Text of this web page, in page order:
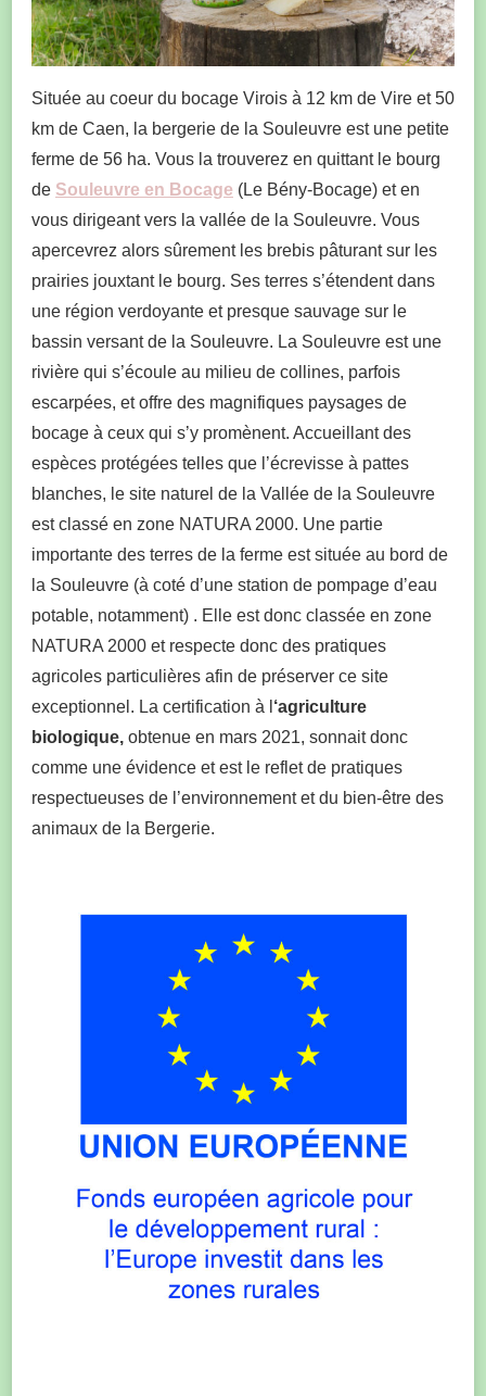
Située au coeur du bocage Virois à 12 km de Vire et 50
km de Caen, la bergerie de la Souleuvre est une petite
ferme de 56 ha. Vous la trouverez en quittant le bourg
de Souleuvre en Bocage (Le Bény-Bocage) et en
vous dirigeant vers la vallée de la Souleuvre. Vous
apercevrez alors sûrement les brebis pâturant sur les
prairies jouxtant le bourg. Ses terres s’étendent dans
une région verdoyante et presque sauvage sur le
bassin versant de la Souleuvre. La Souleuvre est une
rivière qui s’écoule au milieu de collines, parfois
escarpées, et offre des magnifiques paysages de
bocage à ceux qui s’y promènent. Accueillant des
espèces protégées telles que l’écrevisse à pattes
blanches, le site naturel de la Vallée de la Souleuvre
est classé en zone NATURA 2000. Une partie
importante des terres de la ferme est située au bord de
la Souleuvre (à coté d’une station de pompage d’eau
potable, notamment) . Elle est donc classée en zone
NATURA 2000 et respecte donc des pratiques
agricoles particulières afin de préserver ce site
exceptionnel. La certification à l ‘agriculture
biologique, obtenue en mars 2021, sonnait donc
comme une évidence et est le reflet de pratiques
respectueuses de l’environnement et du bien-être des
animaux de la Bergerie.